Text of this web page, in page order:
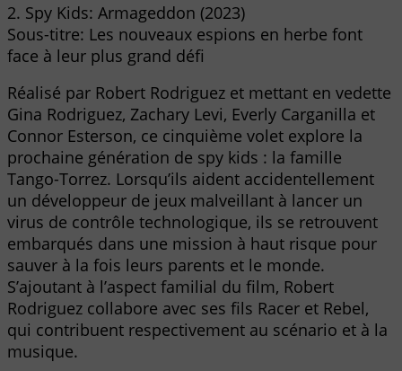
2. Spy Kids: Armageddon (2023)
Sous-titre: Les nouveaux espions en herbe font
face à leur plus grand défi
Réalisé par Robert Rodriguez et mettant en vedette
Gina Rodriguez, Zachary Levi, Everly Carganilla et
Connor Esterson, ce cinquième volet explore la
prochaine génération de spy kids : la famille
Tango-Torrez. Lorsqu’ils aident accidentellement
un développeur de jeux malveillant à lancer un
virus de contrôle technologique, ils se retrouvent
embarqués dans une mission à haut risque pour
sauver à la fois leurs parents et le monde.
S’ajoutant à l’aspect familial du film, Robert
Rodriguez collabore avec ses fils Racer et Rebel,
qui contribuent respectivement au scénario et à la
musique.